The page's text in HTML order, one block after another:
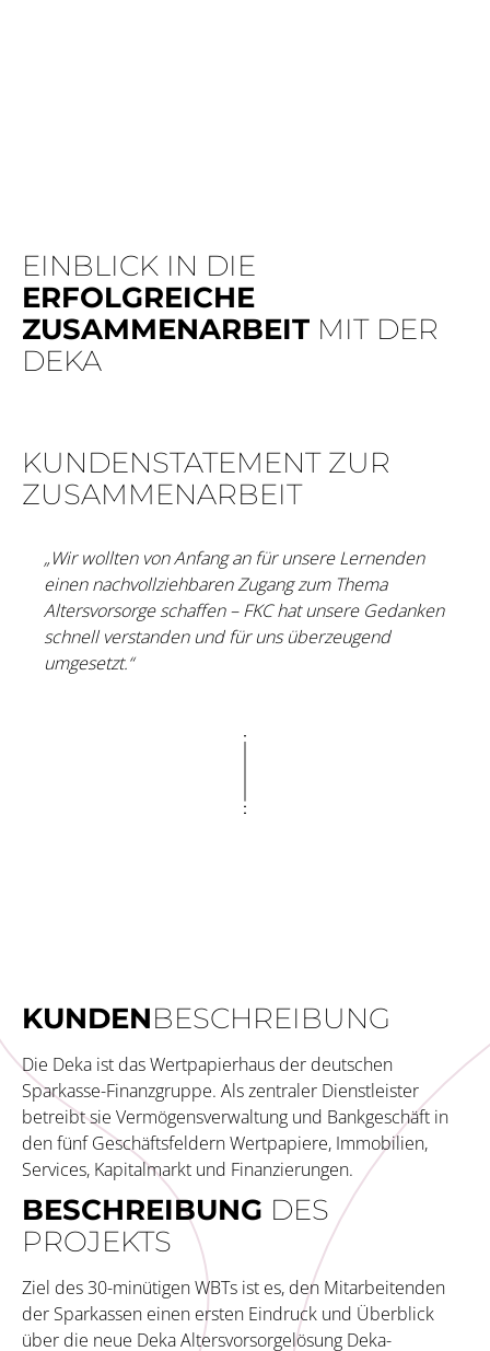
EINBLICK IN DIE
ERFOLGREICHE
ZUSAMMENARBEIT MIT DER
DEKA
KUNDENSTATEMENT ZUR
ZUSAMMENARBEIT
„Wir wollten von Anfang an für unsere Lernenden
einen nachvollziehbaren Zugang zum Thema
Altersvorsorge schaffen – FKC hat unsere Gedanken
schnell verstanden und für uns überzeugend
umgesetzt.“
KUNDENBE­SCHREI­BUNG
Die Deka ist das Wertpapierhaus der deutschen
Sparkasse-Finanzgruppe. Als zentraler Dienstleister
betreibt sie Vermögensverwaltung und Bankgeschäft in
den fünf Geschäftsfeldern Wertpapiere, Immobilien,
Services, Kapitalmarkt und Finanzierungen.
BESCHREI­BUNG DES
PROJEKTS
Ziel des 30-minütigen WBTs ist es, den Mitarbeitenden
der Sparkassen einen ersten Eindruck und Überblick
über die neue Deka Altersvorsorgelösung Deka-